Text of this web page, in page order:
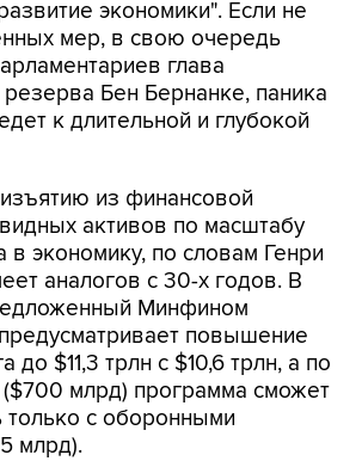
экономики". Если не
мер, в свою очередь
глава
Бен Бернанке, паника
к длительной и глубокой
из финансовой
активов по масштабу
в экономику, по словам Генри
аналогов с 30-х годов. В
Минфином
повышение
до $11,3 трлн с $10,6 трлн, а по
($700 млрд) программа сможет
только с оборонными
млрд).